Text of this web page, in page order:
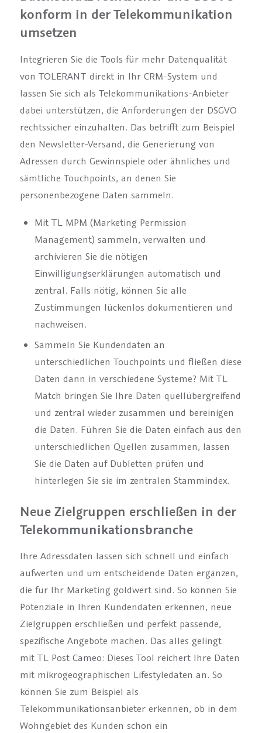
konform in der Telekommunikation
umsetzen
Integrieren Sie die Tools für mehr Datenqualität
von TOLERANT direkt in Ihr CRM-System und
lassen Sie sich als Telekommunikations-Anbieter
dabei unterstützen, die Anforderungen der DSGVO
rechtssicher einzuhalten. Das betrifft zum Beispiel
den Newsletter-Versand, die Generierung von
Adressen durch Gewinnspiele oder ähnliches und
sämtliche Touchpoints, an denen Sie
personenbezogene Daten sammeln.
Mit TL MPM (Marketing Permission
Management) sammeln, verwalten und
archivieren Sie die nötigen
Einwilligungserklärungen automatisch und
zentral. Falls nötig, können Sie alle
Zustimmungen lückenlos dokumentieren und
nachweisen.
Sammeln Sie Kundendaten an
unterschiedlichen Touchpoints und fließen diese
Daten dann in verschiedene Systeme? Mit TL
Match bringen Sie Ihre Daten quellübergreifend
und zentral wieder zusammen und bereinigen
die Daten. Führen Sie die Daten einfach aus den
unterschiedlichen Quellen zusammen, lassen
Sie die Daten auf Dubletten prüfen und
hinterlegen Sie sie im zentralen Stammindex.
Neue Zielgruppen erschließen in der
Telekommunikationsbranche
Ihre Adressdaten lassen sich schnell und einfach
aufwerten und um entscheidende Daten ergänzen,
die für Ihr Marketing goldwert sind. So können Sie
Potenziale in Ihren Kundendaten erkennen, neue
Zielgruppen erschließen und perfekt passende,
spezifische Angebote machen. Das alles gelingt
mit TL Post Cameo: Dieses Tool reichert Ihre Daten
mit mikrogeographischen Lifestyledaten an. So
können Sie zum Beispiel als
Telekommunikationsanbieter erkennen, ob in dem
Wohngebiet des Kunden schon ein